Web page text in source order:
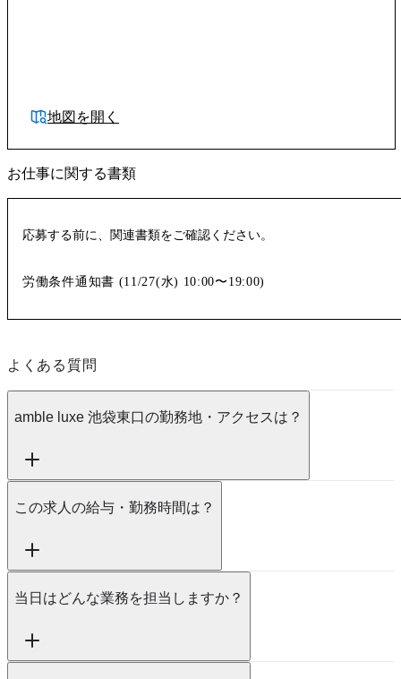
地図を開く
お仕事に関する書類
応募する前に、関連書類をご確認ください。
労働条件通知書 (11/27(水) 10:00〜19:00)
よくある質問
amble luxe 池袋東口の勤務地・アクセスは？
この求人の給与・勤務時間は？
当日はどんな業務を担当しますか？